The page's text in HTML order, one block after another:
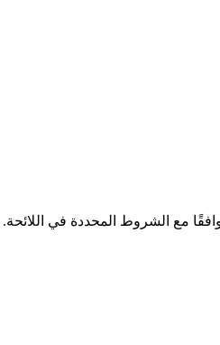
مع الشروط المحددة في اللائحة.